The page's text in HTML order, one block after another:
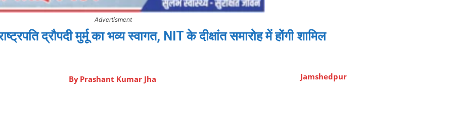
Advertisment
द्रौपदी मुर्मू का भव्य स्वागत, NIT के दीक्षांत समारोह में होंगी शामिल
By Prashant Kumar Jha Jamshedpur